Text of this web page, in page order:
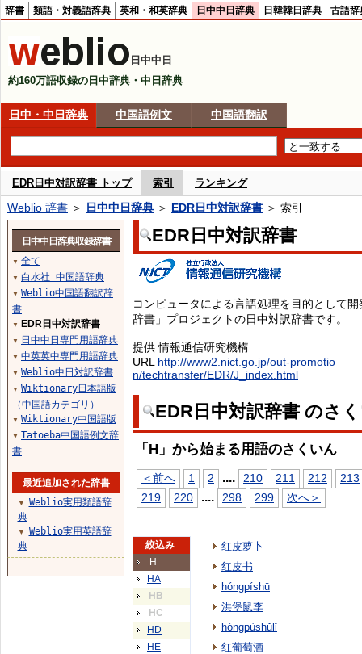
辞書 類語・対義語辞典 英和・和英辞典 日中中日辞典 日韓韓日辞典 古語辞
日中中日
約160万語収録の日中辞典・中日辞典
日中・中日辞典 中国語例文 中国語翻訳
EDR日中対訳辞書 トップ 索引 ランキング
Weblio 辞書 ＞ 日中中日辞典 ＞ EDR日中対訳辞書 ＞ 索引
EDR日中対訳辞書
コンピュータによる言語処理を目的として
辞書」プロジェクトの日中対訳辞書です。
提供 情報通信研究機構
URL http://www2.nict.go.jp/out-promotio
n/techtransfer/EDR/J_index.html
EDR日中対訳辞書 のさ
「H」から始まる用語のさくいん
＜前へ 1 2 .... 210 211 212
213
219
220 .... 298 299 次へ＞
絞込み
H
HA
HB
HC
HD
HE
红皮萝卜
红皮书
hóngpíshū
洪堡鼠李
hóngpùshǔlǐ
红葡萄酒
日中中日辞典収録辞書
▼ 全て
▼ 白水社 中国語辞典
▼ Weblio中国語翻訳辞
書
▼ EDR日中対訳辞書
▼ 日中中日専門用語辞典
▼ 中英英中専門用語辞典
▼ Weblio中日対訳辞書
▼ Wiktionary日本語版
（中国語カテゴリ）
▼ Wiktionary中国語版
▼ Tatoeba中国語例文辞
書
最近追加された辞書
▼
Weblio実用類語辞
典
▼
Weblio実用英語辞
典